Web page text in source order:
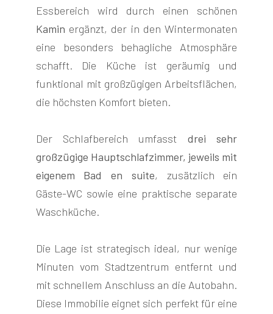
Essbereich wird durch einen schönen
Kamin ergänzt, der in den Wintermonaten
eine besonders behagliche Atmosphäre
schafft. Die Küche ist geräumig und
funktional mit großzügigen Arbeitsflächen,
die höchsten Komfort bieten.
Der Schlafbereich umfasst drei sehr
großzügige Hauptschlafzimmer, jeweils mit
eigenem Bad en suite, zusätzlich ein
Gäste-WC sowie eine praktische separate
Waschküche.
Die Lage ist strategisch ideal, nur wenige
Minuten vom Stadtzentrum entfernt und
mit schnellem Anschluss an die Autobahn.
Diese Immobilie eignet sich perfekt für eine